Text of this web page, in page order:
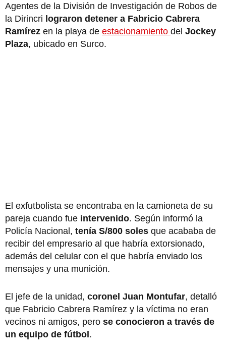
Agentes de la División de Investigación de Robos de
la Dirincri lograron detener a Fabricio Cabrera
Ramírez en la playa de estacionamiento del Jockey
Plaza, ubicado en Surco.
El exfutbolista se encontraba en la camioneta de su
pareja cuando fue intervenido. Según informó la
Policía Nacional, tenía S/800 soles que acababa de
recibir del empresario al que habría extorsionado,
además del celular con el que habría enviado los
mensajes y una munición.
El jefe de la unidad, coronel Juan Montufar, detalló
que Fabricio Cabrera Ramírez y la víctima no eran
vecinos ni amigos, pero se conocieron a través de
un equipo de fútbol.